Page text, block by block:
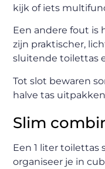
kijk of iets
Een andere fout is
zijn praktischer,
sluitende toilettas
Tot slot bewaren
halve tas
Slim
Een 1 liter toilettas
organiseer je in